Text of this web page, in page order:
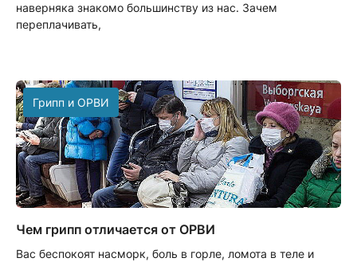
наверняка знакомо большинству из нас. Зачем
переплачивать,
Грипп и ОРВИ
Чем грипп отличается от ОРВИ
Вас беспокоят насморк, боль в горле, ломота в теле и